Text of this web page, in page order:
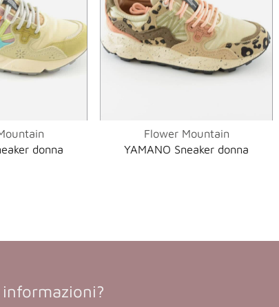
donna
Flower Mountain
YAMANO Sneaker donna